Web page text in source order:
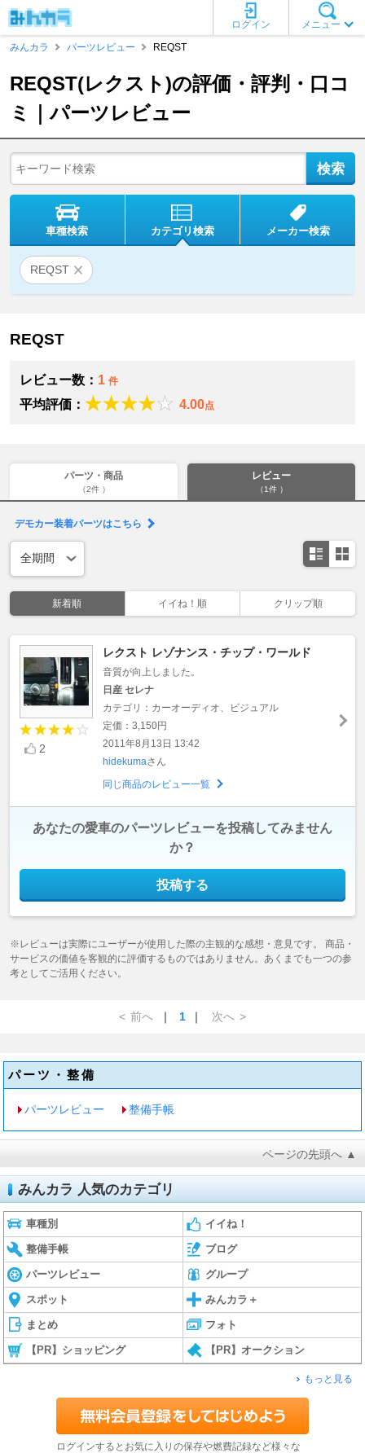
メニュー
ログイン
みんカラ
パーツレビュー REQST
REQST(レクスト)の評価・評判・口コ
ミ｜パーツレビュー
車種検索 カテゴリ検索 メーカー検索
REQST
REQST
レビュー数： 1 件
平均評価： 4.00点
パーツ・商品
（2件 ）
レビュー
（1件 ）
デモカー装着パーツはこちら
新着順 イイね！順 クリップ順
2
レクスト レゾナンス・チップ・ワールド
音質が向上しました。
日産 セレナ
カテゴリ：カーオーディオ、ビジュアル
定価：3,150円
2011年8月13日 13:42
hidekumaさん
同じ商品のレビュー一覧
あなたの愛車のパーツレビューを投稿してみません
か？
投稿する
※レビューは実際にユーザーが使用した際の主観的な感想・意見です。 商品・
サービスの価値を客観的に評価するものではありません。あくまでも一つの参
考としてご活用ください。
< 前へ ｜ 1 ｜ 次へ >
パーツ・整備
パーツレビュー 整備手帳
ページの先頭へ ▲
みんカラ 人気のカテゴリ
車種別 イイね！
整備手帳 ブログ
パーツレビュー グループ
スポット みんカラ＋
まとめ フォト
【PR】ショッピング 【PR】オークション
もっと見る
ログインするとお気に入りの保存や燃費記録など様々な